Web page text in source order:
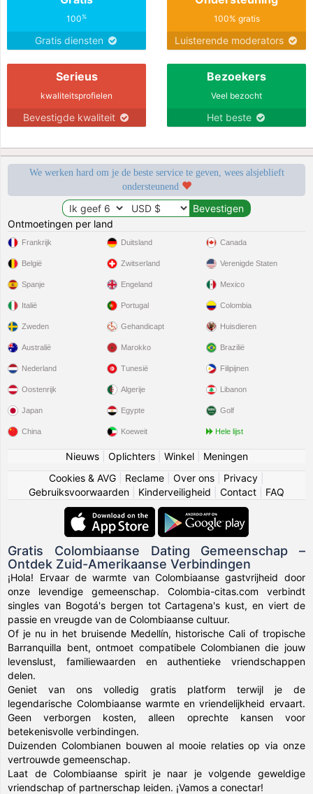
100%
Gratis diensten
100% gratis
Luisterende moderators
Serieus
kwaliteitsprofielen
Bevestigde kwaliteit
Bezoekers
Veel bezocht
Het beste
We werken hard om je de beste service te geven, wees alsjeblieft
ondersteunend
Ontmoetingen per land
Frankrijk
België
Spanje
Italië
Zweden
Duitsland
Zwitserland
Engeland
Portugal
Gehandicapt
Canada
Verenigde Staten
Mexico
Colombia
Huisdieren
Australië
Nederland
Oostenrijk
Japan
China
Marokko
Tunesië
Algerije
Egypte
Koeweit
Brazilië
Filipijnen
Libanon
Golf
Hele lijst
Nieuws| Oplichters| Winkel| Meningen
Cookies & AVG
Reclame Over ons Privacy
Gebruiksvoorwaarden
Kinderveiligheid Contact FAQ
Gratis Colombiaanse Dating Gemeenschap –
Ontdek Zuid-Amerikaanse Verbindingen
¡Hola! Ervaar de warmte van Colombiaanse gastvrijheid door
onze levendige gemeenschap. Colombia-citas.com verbindt
singles van Bogotá's bergen tot Cartagena's kust, en viert de
passie en vreugde van de Colombiaanse cultuur.
Of je nu in het bruisende Medellín, historische Cali of tropische
Barranquilla bent, ontmoet compatibele Colombianen die jouw
levenslust, familiewaarden en authentieke vriendschappen
delen.
Geniet van ons volledig gratis platform terwijl je de
legendarische Colombiaanse warmte en vriendelijkheid ervaart.
Geen verborgen kosten, alleen oprechte kansen voor
betekenisvolle verbindingen.
Duizenden Colombianen bouwen al mooie relaties op via onze
vertrouwde gemeenschap.
Laat de Colombiaanse spirit je naar je volgende geweldige
vriendschap of partnerschap leiden. ¡Vamos a conectar!